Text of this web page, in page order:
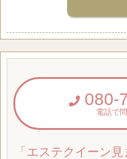
080-
電話で
「エステクイーン見